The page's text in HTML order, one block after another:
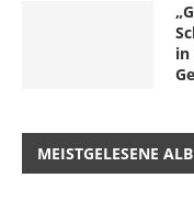
in
MEISTGELESENE